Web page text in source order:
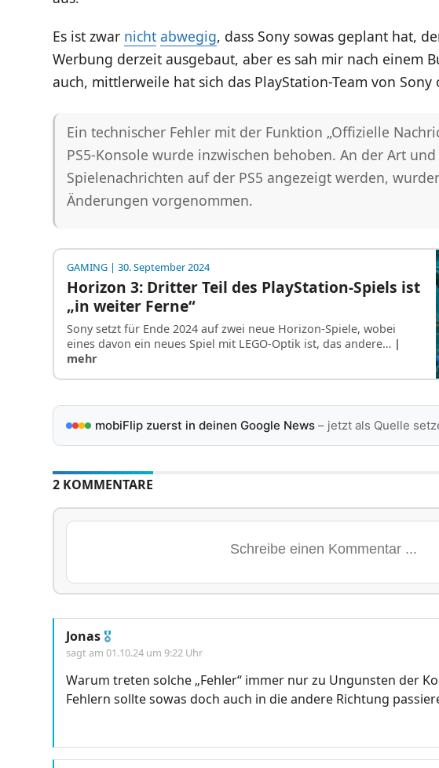
Es ist zwar nicht abwegig, dass Sony sowas geplant hat,
Werbung derzeit ausgebaut, aber es sah mir nach einem
auch, mittlerweile hat sich das PlayStation-Team von
Ein technischer Fehler mit der Funktion „Offizielle
PS5-Konsole wurde inzwischen behoben. An der Art und
Spielenachrichten auf der PS5 angezeigt werden,
Änderungen vorgenommen.
GAMING| 30. September 2024
Horizon 3: Dritter Teil des PlayStation-Spiels ist
„in weiter Ferne“
Sony setzt für Ende 2024 auf zwei neue Horizon-Spiele, wobei
eines davon ein neues Spiel mit LEGO-Optik ist, das andere… |
mehr
mobiFlip zuerst in deinen Google News– jetzt als Quelle
2 KOMMENTARE
Jonas 🎖
sagt am 01.10.24 um 9:22 Uhr
Warum treten solche „Fehler“ immer nur zu Ungunsten der
Fehlern sollte sowas doch auch in die andere Richtung